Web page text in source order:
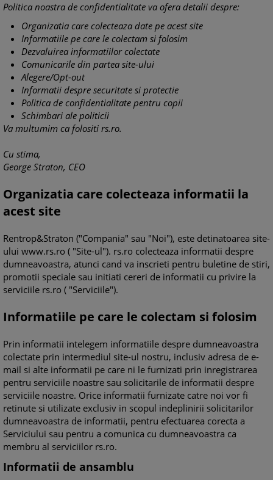
Politica noastra de confidentialitate va ofera detalii despre:
Organizatia care colecteaza date pe acest site
Informatiile pe care le colectam si folosim
Dezvaluirea informatiilor colectate
Comunicarile din partea site-ului
Alegere/Opt-out
Informatii despre securitate si protectie
Politica de confidentialitate pentru copii
Schimbari ale politicii
Va multumim ca folositi rs.ro.
Cu stima,
George Straton, CEO
Organizatia care colecteaza informatii la
acest site
Rentrop&Straton ("Compania" sau "Noi"), este detinatoarea site-
ului www.rs.ro ( "Site-ul"). rs.ro colecteaza informatii despre
dumneavoastra, atunci cand va inscrieti pentru buletine de stiri,
promotii speciale sau initiati cereri de informatii cu privire la
serviciile rs.ro ( "Serviciile").
Informatiile pe care le colectam si folosim
Prin informatii intelegem informatiile despre dumneavoastra
colectate prin intermediul site-ul nostru, inclusiv adresa de e-
mail si alte informatii pe care ni le furnizati prin inregistrarea
pentru serviciile noastre sau solicitarile de informatii despre
serviciile noastre. Orice informatii furnizate catre noi vor fi
retinute si utilizate exclusiv in scopul indeplinirii solicitarilor
dumneavoastra de informatii, pentru efectuarea corecta a
Serviciului sau pentru a comunica cu dumneavoastra ca
membru al serviciilor rs.ro.
Informatii de ansamblu